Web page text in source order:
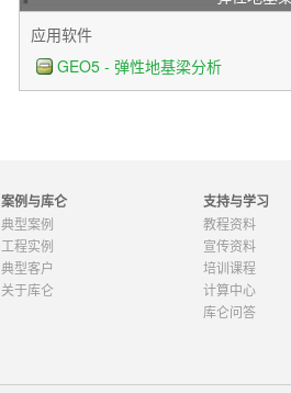
应用软件
GEO5 - 弹性地基梁分析
案例与库仑
典型案例
工程实例
典型客户
关于库仑
支持与学习
教程资料
宣传资料
培训课程
计算中心
库仑问答